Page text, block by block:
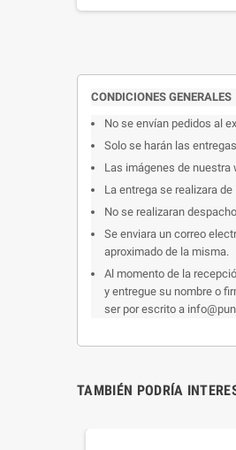
CONDICIONES GENERALES
No se envían pedidos al
Solo se harán las
Las imágenes de
La entrega se realizara
No se realizaran
Se enviara un correo
aproximado de la misma.
Al momento de la
y entregue su nombre o
ser por escrito a
TAMBIÉN PODRÍA